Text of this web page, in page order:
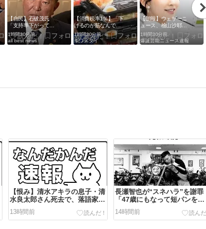
【自民】石破茂氏
「支持率下がっても
必要なことを」「公
約違反にならない」
消費減税に重ねて異
1時間30分前
all best news
【消費税率1％】「下
げるのが筋なんです
けど…」消費減税で
値下がりする分と同
じだけ商品を値上げ
1時間30分前
キワメタイ
【朗報】ウェザーニ
ュース、檜山沙耶で
学んだのか別路線で
攻めにくるｗ ｗ ｗ ｗ
1時間30分前
爆誕芸能ニュース速報
【恨み】清水アキラの息子・清
水良太郎さん死去で、落語家・
柳家小はだが「いじめ」「暴
行」被害告発
13時間前
長瀬智也が“スネハラ”を謝罪
「47歳にもなって短パンを履
き…女性の方々に多大なる不
な思いを…」論争に言及
14時間前